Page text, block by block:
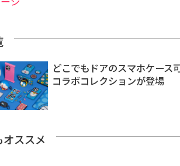
どこでもドアのスマホケー
コラボコレクションが登場
オススメ